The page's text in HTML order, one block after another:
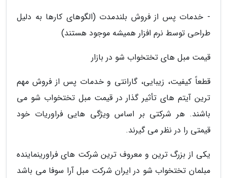
- خدمات پس از فروش بلندمدت (الگوهای کارها به دلیل
طراحی توسط نرم افزار همیشه موجود هستند)
قیمت مبل های تختخواب شو در بازار
قطعاً کیفیت، زیبایی، گارانتی و خدمات پس از فروش مهم
ترین آیتم های تأثیر گذار در قیمت مبل تختخواب شو می
باشند. هر شرکتی بر اساس ویژگی هایی فراوریات خود
قیمتی را در نظر می گیرند.
یکی از بزرگ ترین و معروف ترین شرکت های فراورینماینده
مبلمان تختخواب شو در ایران شرکت مبل آرا سوفا می باشد